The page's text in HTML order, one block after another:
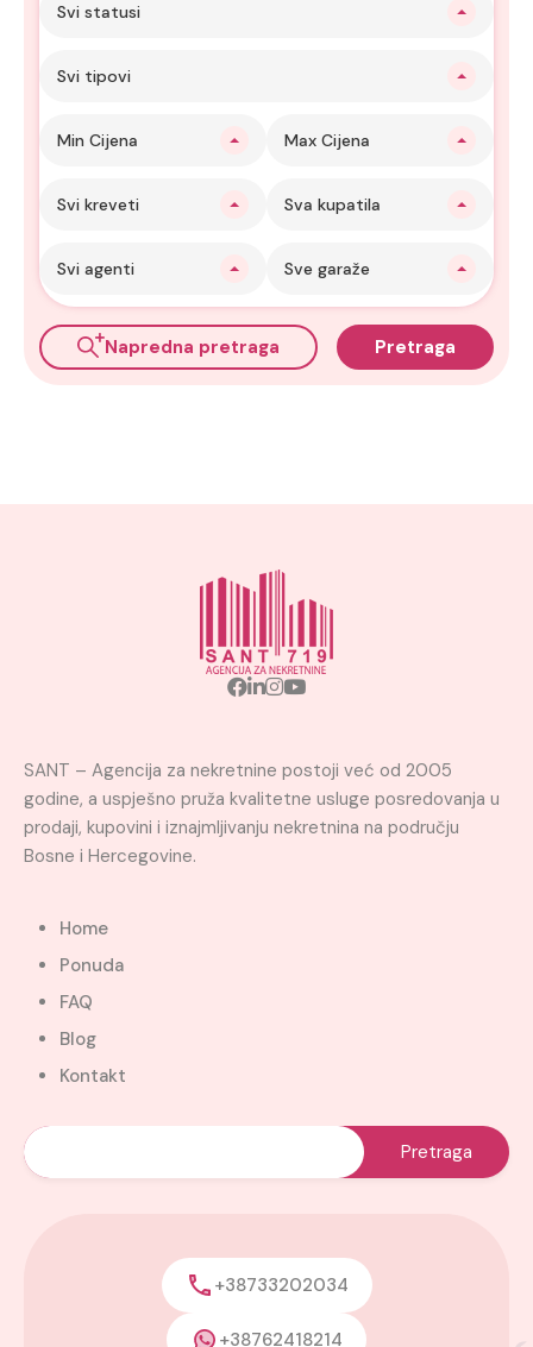
Svi statusi
Svi tipovi
Min Cijena Max Cijena
Svi kreveti Sva kupatila
Svi agenti Sve garaže
Napredna pretraga Pretraga
SANT – Agencija za nekretnine postoji već od 2005
godine, a uspješno pruža kvalitetne usluge posredovanja u
prodaji, kupovini i iznajmljivanju nekretnina na području
Bosne i Hercegovine.
Home
Ponuda
FAQ
Blog
Kontakt
+38733202034
+38762418214